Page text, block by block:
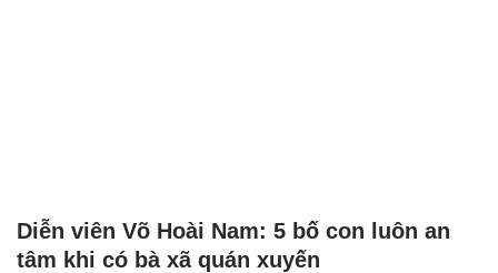
Diễn viên Võ Hoài Nam: 5 bố con luôn an
tâm khi có bà xã quán xuyến